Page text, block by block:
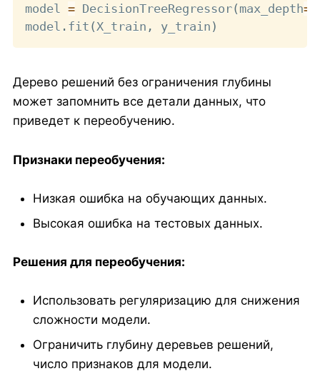
model = DecisionTreeRegressor( max_depth=
model . fit ( X_train , y_train )
Дерево решений без ограничения глубины
может запомнить все детали данных, что
приведет к переобучению.
Признаки переобучения:
Низкая ошибка на обучающих данных.
Высокая ошибка на тестовых данных.
Решения для переобучения:
Использовать регуляризацию для снижения
сложности модели.
Ограничить глубину деревьев решений,
число признаков для модели.